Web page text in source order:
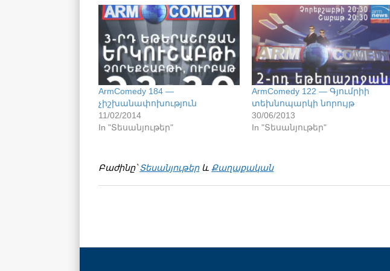
ArmComedy 184 —
չիշխանափոխություն
11/02/2014
In "Տեսանյութեր"
ArmComedy 122 — Գյումրիի
տեխնոպարկի նորույթ
30/06/2013
In "Տեսանյութեր"
Բաժինը՝ՏեսանյութերևՔաղաքական